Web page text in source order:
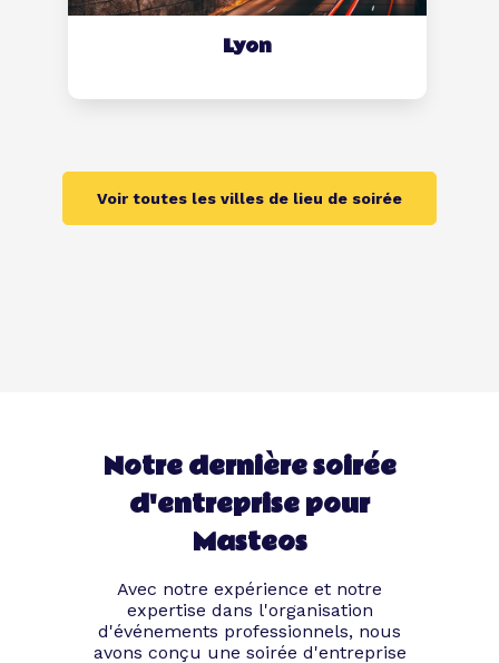
Lyon
Voir toutes les villes de lieu de soirée
Notre dernière soirée
d'entreprise pour
Masteos
Avec notre expérience et notre
expertise dans l'organisation
d'événements professionnels, nous
avons conçu une soirée d'entreprise